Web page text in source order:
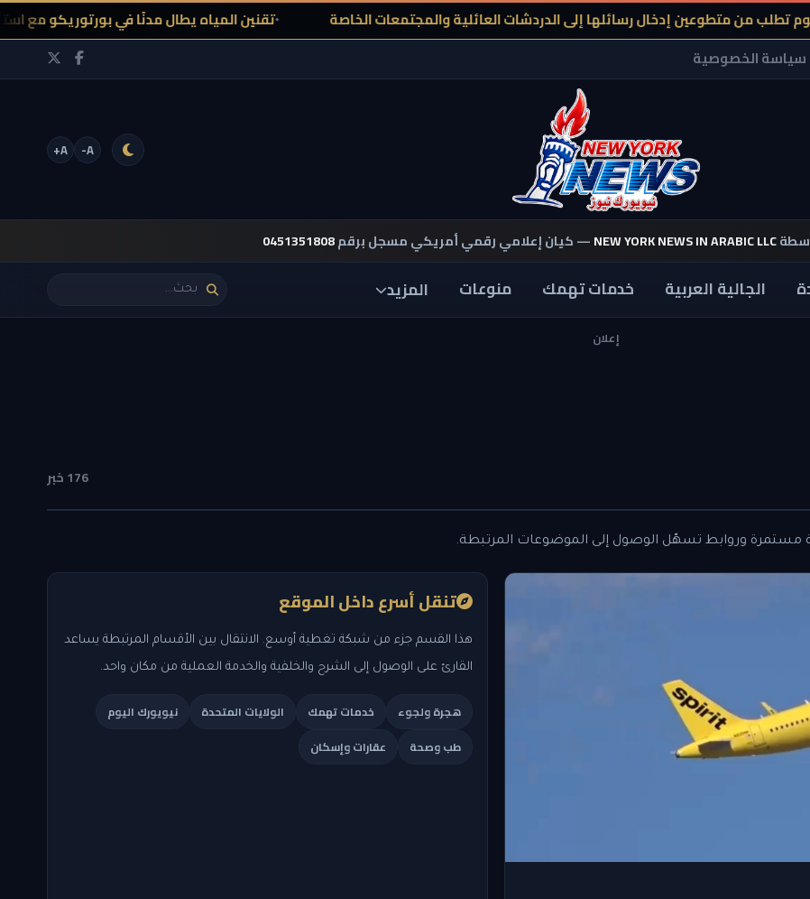
تقنين المياه يطال مدنًا في بورتوريكو مع استمرار من متطوعين إدخال رسائلها إلى الدردشات العائلية والمجتمعات الخاصة
سياسة الخصوصية
A-
A+
NEW YORK NEWS IN ARABIC LLC— كيان إعلامي رقمي أمريكي مسجل برقم0451351808
الجالية العربية خدمات تهمك منوعات المزيد
176 خبر
مستمرة وروابط تسهّل الوصول إلى الموضوعات المرتبطة.
تنقل أسرع داخل الموقع
هذا القسم جزء من شبكة تغطية أوسع. الانتقال بين الأقسام المرتبطة يساعد
القارئ على الوصول إلى الشرح والخلفية والخدمة العملية من مكان واحد.
هجرة ولجوء خدمات تهمك الولايات المتحدة
نيويورك اليوم
طب وصحة
عقارات وإسكان